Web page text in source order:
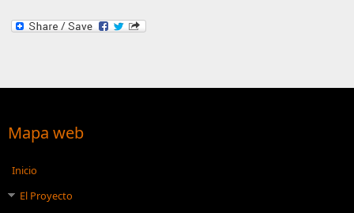
Mapa web
Inicio
El Proyecto